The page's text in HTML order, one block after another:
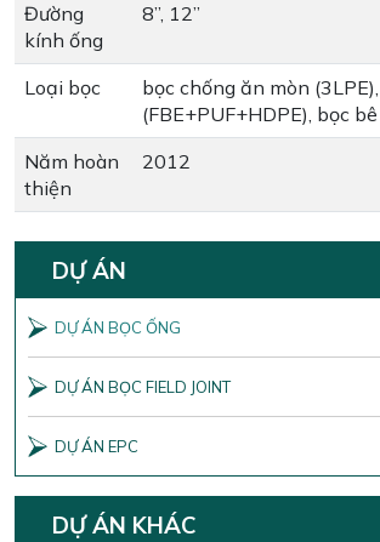
Đường
kính ống
8”, 12”
Loại bọc
bọc chống ăn mòn
(FBE+PUF+HDPE), bọc
Năm hoàn
thiện
2012
DỰ ÁN
DỰ ÁN BỌC ỐNG
DỰ ÁN BỌC FIELD JOINT
DỰ ÁN EPC
DỰ ÁN KHÁC